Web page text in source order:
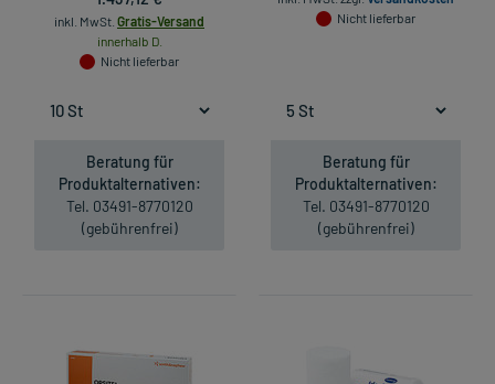
inkl. MwSt. Gratis-Versand
innerhalb D.
Nicht lieferbar
Beratung für
Produktalternativen:
Tel. 03491-8770120
(gebührenfrei)
Nicht lieferbar
Beratung für
Produktalternativen:
Tel. 03491-8770120
(gebührenfrei)